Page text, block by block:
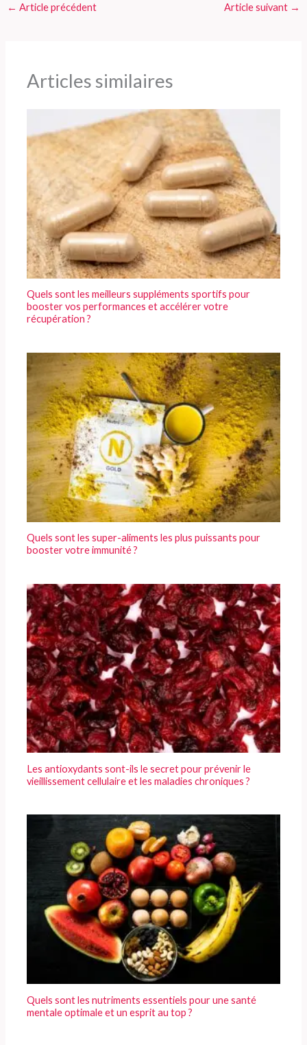
← Article précédent Article suivant →
Articles similaires
Quels sont les meilleurs suppléments sportifs pour
booster vos performances et accélérer votre
récupération ?
Quels sont les super-aliments les plus puissants pour
booster votre immunité ?
Les antioxydants sont-ils le secret pour prévenir le
vieillissement cellulaire et les maladies chroniques ?
Quels sont les nutriments essentiels pour une santé
mentale optimale et un esprit au top ?